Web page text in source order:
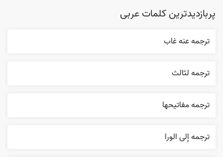
پربازدیدترین کلمات عربی
ترجمه عنه غاب
ترجمه لثالث
ترجمه مفاتيحها
ترجمه إلی الورا